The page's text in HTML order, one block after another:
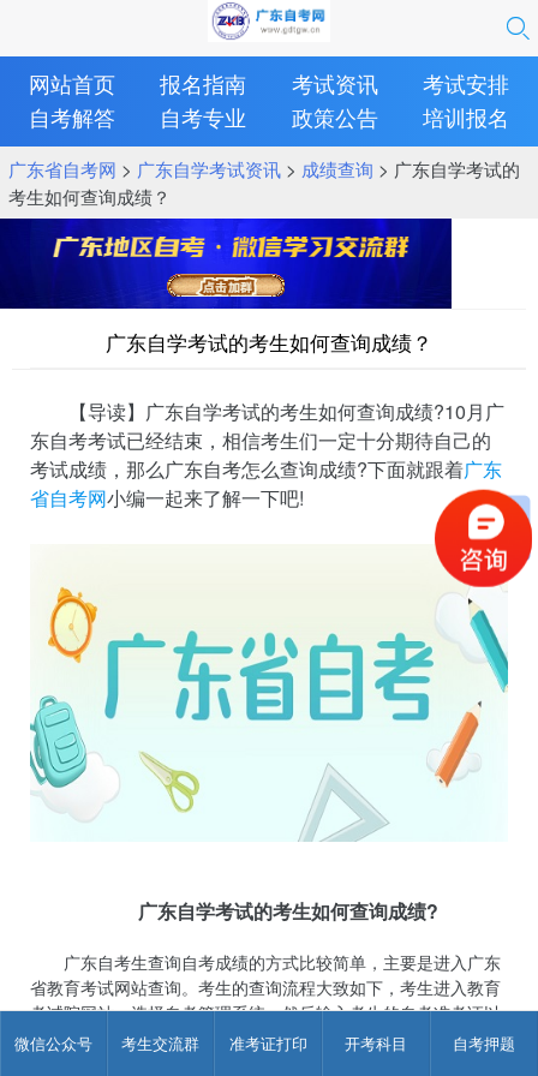
微信公众号 考生交流群 准考证打印 开考科目 自考押题
网站首页 报名指南 考试资讯
考试安排
自考解答
自考专业 政策公告 培训报名
广东省自考网 > 广东自学考试资讯> 成绩查询 > 广东自学考试的
考生如何查询成绩？
广东自学考试的考生如何查询成绩？
【导读】广东自学考试的考生如何查询成绩?10月广
东自考考试已经结束，相信考生们一定十分期待自己的
考试成绩，那么广东自考怎么查询成绩?下面就跟着广东
省自考网小编一起来了解一下吧!
广东自学考试的考生如何查询成绩?
广东自考生查询自考成绩的方式比较简单，主要是进入广东
省教育考试网站查询。考生的查询流程大致如下，考生进入教育
考试院网站，选择自考管理系统，然后输入考生的自考准考证以
及密码登陆。待考生登陆成功自考管理系统后，就可以找到自己